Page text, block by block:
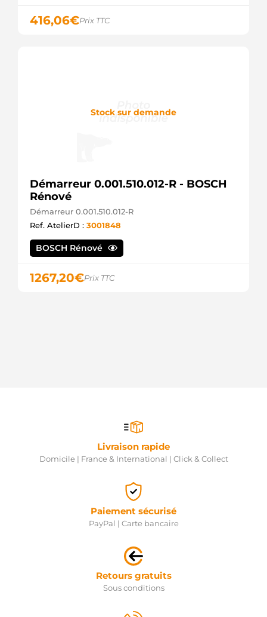
416,06€Prix TTC
Stock sur demande
Démarreur 0.001.510.012-R - BOSCH
Rénové
Démarreur 0.001.510.012-R
Ref. AtelierD : 3001848
BOSCH Rénové
1267,20€Prix TTC
Livraison rapide
Domicile | France & International | Click & Collect
Paiement sécurisé
PayPal | Carte bancaire
Retours gratuits
Sous conditions